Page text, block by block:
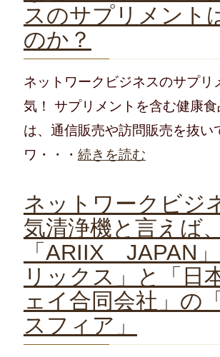
スのサプリメント
のか？
ネットワークビジネスのサプリ
気！ サプリメントを含む健康
は、通信販売や訪問販売を抜い
ワ・・・ 続きを読む
ネットワークビジ
気清浄機と言えば、
「ARIIX JAPAN
リックス」と「日
ェイ合同会社」の
スフィア」